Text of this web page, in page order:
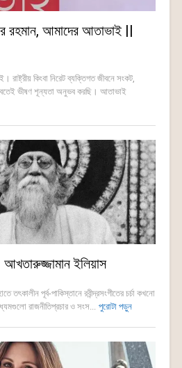
রহমান, আমাদের আতাভাই ||
কিংবা নিরেট ব্যক্তিগত জীবনে সংকট,
ভীষণ শূন্যতা অনুভব করছি। আতাভাই
আখতারুজ্জামান ইলিয়াস
তৎকালীন পূর্ব-পাকিস্তানে রবীন্দ্রসংগীতের চর্চা কখনো
রাজনীতিপ্রচার ও সংস... পুরোটা পড়ুন